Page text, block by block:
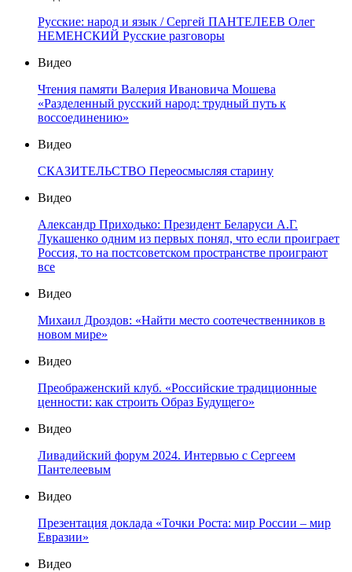
Русские: народ и язык / Сергей ПАНТЕЛЕЕВ Олег
НЕМЕНСКИЙ Русские разговоры
Видео
Чтения памяти Валерия Ивановича Мошева
«Разделенный русский народ: трудный путь к
воссоединению»
Видео
СКАЗИТЕЛЬСТВО Переосмысляя старину
Видео
Александр Приходько: Президент Беларуси А.Г.
Лукашенко одним из первых понял, что если проиграет
Россия, то на постсоветском пространстве проиграют
все
Видео
Михаил Дроздов: «Найти место соотечественников в
новом мире»
Видео
Преображенский клуб. «Российские традиционные
ценности: как строить Образ Будущего»
Видео
Ливадийский форум 2024. Интервью с Сергеем
Пантелеевым
Видео
Презентация доклада «Точки Роста: мир России – мир
Евразии»
Видео